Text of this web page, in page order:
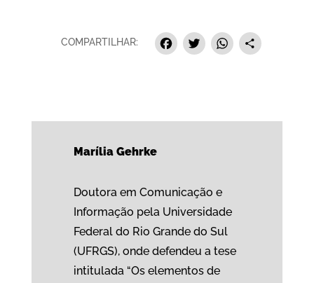
COMPARTILHAR: Facebook
Twitter
Marília Gehrke
Doutora em Comunicação e
Informação pela Universidade
Federal do Rio Grande do Sul
(UFRGS), onde defendeu a tese
intitulada “Os elementos de